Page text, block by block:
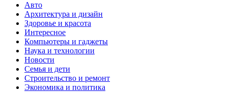
Авто
Архитектура и дизайн
Здоровье и красота
Интересное
Компьютеры и гаджеты
Наука и технологии
Новости
Семья и дети
Строительство и ремонт
Экономика и политика